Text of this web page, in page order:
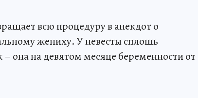
всю процедуру в анекдот о
жениху. У невесты сплошь
– она на девятом месяце беременности от